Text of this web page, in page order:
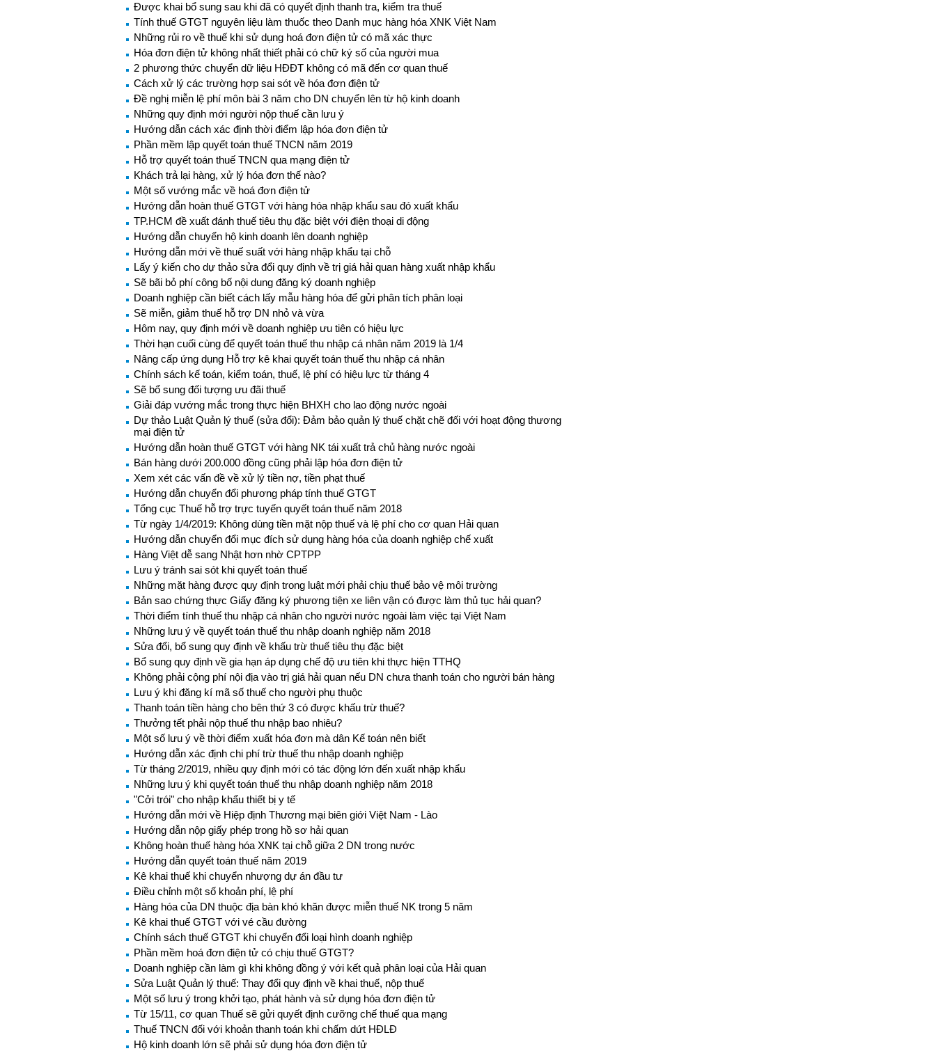
Được khai bổ sung sau khi đã có quyết định thanh tra, kiểm tra thuế
Tính thuế GTGT nguyên liệu làm thuốc theo Danh mục hàng hóa XNK Việt Nam
Những rủi ro về thuế khi sử dụng hoá đơn điện tử có mã xác thực
Hóa đơn điện tử không nhất thiết phải có chữ ký số của người mua
2 phương thức chuyển dữ liệu HĐĐT không có mã đến cơ quan thuế
Cách xử lý các trường hợp sai sót về hóa đơn điện tử
Đề nghị miễn lệ phí môn bài 3 năm cho DN chuyển lên từ hộ kinh doanh
Những quy định mới người nộp thuế cần lưu ý
Hướng dẫn cách xác định thời điểm lập hóa đơn điện tử
Phần mềm lập quyết toán thuế TNCN năm 2019
Hỗ trợ quyết toán thuế TNCN qua mạng điện tử
Khách trả lại hàng, xử lý hóa đơn thế nào?
Một số vướng mắc về hoá đơn điện tử
Hướng dẫn hoàn thuế GTGT với hàng hóa nhập khẩu sau đó xuất khẩu
TP.HCM đề xuất đánh thuế tiêu thụ đặc biệt với điện thoại di động
Hướng dẫn chuyển hộ kinh doanh lên doanh nghiệp
Hướng dẫn mới về thuế suất với hàng nhập khẩu tại chỗ
Lấy ý kiến cho dự thảo sửa đổi quy định về trị giá hải quan hàng xuất nhập khẩu
Sẽ bãi bỏ phí công bố nội dung đăng ký doanh nghiệp
Doanh nghiệp cần biết cách lấy mẫu hàng hóa để gửi phân tích phân loại
Sẽ miễn, giảm thuế hỗ trợ DN nhỏ và vừa
Hôm nay, quy định mới về doanh nghiệp ưu tiên có hiệu lực
Thời hạn cuối cùng để quyết toán thuế thu nhập cá nhân năm 2019 là 1/4
Nâng cấp ứng dụng Hỗ trợ kê khai quyết toán thuế thu nhập cá nhân
Chính sách kế toán, kiểm toán, thuế, lệ phí có hiệu lực từ tháng 4
Sẽ bổ sung đối tượng ưu đãi thuế
Giải đáp vướng mắc trong thực hiện BHXH cho lao động nước ngoài
Dự thảo Luật Quản lý thuế (sửa đổi): Đảm bảo quản lý thuế chặt chẽ đối với hoạt động thương
mại điện tử
Hướng dẫn hoàn thuế GTGT với hàng NK tái xuất trả chủ hàng nước ngoài
Bán hàng dưới 200.000 đồng cũng phải lập hóa đơn điện tử
Xem xét các vấn đề về xử lý tiền nợ, tiền phạt thuế
Hướng dẫn chuyển đổi phương pháp tính thuế GTGT
Tổng cục Thuế hỗ trợ trực tuyến quyết toán thuế năm 2018
Từ ngày 1/4/2019: Không dùng tiền mặt nộp thuế và lệ phí cho cơ quan Hải quan
Hướng dẫn chuyển đổi mục đích sử dụng hàng hóa của doanh nghiệp chế xuất
Hàng Việt dễ sang Nhật hơn nhờ CPTPP
Lưu ý tránh sai sót khi quyết toán thuế
Những mặt hàng được quy định trong luật mới phải chịu thuế bảo vệ môi trường
Bản sao chứng thực Giấy đăng ký phương tiện xe liên vận có được làm thủ tục hải quan?
Thời điểm tính thuế thu nhập cá nhân cho người nước ngoài làm việc tại Việt Nam
Những lưu ý về quyết toán thuế thu nhập doanh nghiệp năm 2018
Sửa đổi, bổ sung quy định về khấu trừ thuế tiêu thụ đặc biệt
Bổ sung quy định về gia hạn áp dụng chế độ ưu tiên khi thực hiện TTHQ
Không phải cộng phí nội địa vào trị giá hải quan nếu DN chưa thanh toán cho người bán hàng
Lưu ý khi đăng kí mã số thuế cho người phụ thuộc
Thanh toán tiền hàng cho bên thứ 3 có được khấu trừ thuế?
Thưởng tết phải nộp thuế thu nhập bao nhiêu?
Một số lưu ý về thời điểm xuất hóa đơn mà dân Kế toán nên biết
Hướng dẫn xác định chi phí trừ thuế thu nhập doanh nghiệp
Từ tháng 2/2019, nhiều quy định mới có tác động lớn đến xuất nhập khẩu
Những lưu ý khi quyết toán thuế thu nhập doanh nghiệp năm 2018
"Cởi trói" cho nhập khẩu thiết bị y tế
Hướng dẫn mới về Hiệp định Thương mại biên giới Việt Nam - Lào
Hướng dẫn nộp giấy phép trong hồ sơ hải quan
Không hoàn thuế hàng hóa XNK tại chỗ giữa 2 DN trong nước
Hướng dẫn quyết toán thuế năm 2019
Kê khai thuế khi chuyển nhượng dự án đầu tư
Điều chỉnh một số khoản phí, lệ phí
Hàng hóa của DN thuộc địa bàn khó khăn được miễn thuế NK trong 5 năm
Kê khai thuế GTGT với vé cầu đường
Chính sách thuế GTGT khi chuyển đổi loại hình doanh nghiệp
Phần mềm hoá đơn điện tử có chịu thuế GTGT?
Doanh nghiệp cần làm gì khi không đồng ý với kết quả phân loại của Hải quan
Sửa Luật Quản lý thuế: Thay đổi quy định về khai thuế, nộp thuế
Một số lưu ý trong khởi tạo, phát hành và sử dụng hóa đơn điện tử
Từ 15/11, cơ quan Thuế sẽ gửi quyết định cưỡng chế thuế qua mạng
Thuế TNCN đối với khoản thanh toán khi chấm dứt HĐLĐ
Hộ kinh doanh lớn sẽ phải sử dụng hóa đơn điện tử